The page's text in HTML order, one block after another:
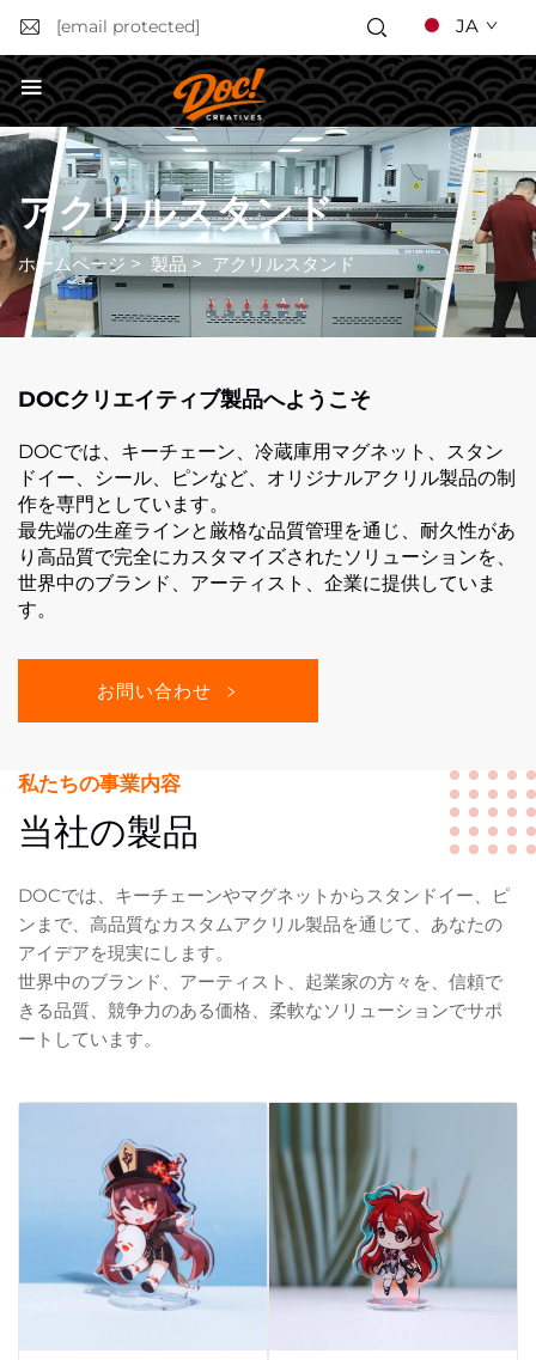
[email protected] JA
お見積もりを依頼する
アクリルスタンド
ホームページ > 製品 > アクリルスタンド
DOCクリエイティブ製品へようこそ
DOCでは、キーチェーン、冷蔵庫用マグネット、スタン
ドイー、シール、ピンなど、オリジナルアクリル製品の制
作を専門としています。
最先端の生産ラインと厳格な品質管理を通じ、耐久性があ
り高品質で完全にカスタマイズされたソリューションを、
世界中のブランド、アーティスト、企業に提供していま
す。
お問い合わせ
私たちの事業内容
当社の製品
DOCでは、キーチェーンやマグネットからスタンドイー、ピ
ンまで、高品質なカスタムアクリル製品を通じて、あなたの
アイデアを現実にします。
世界中のブランド、アーティスト、起業家の方々を、信頼で
きる品質、競争力のある価格、柔軟なソリューションでサポ
ートしています。